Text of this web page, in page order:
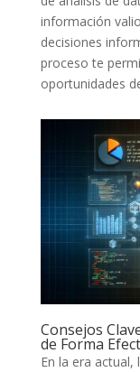
información
decisiones
proceso te
oportunidades
Consejos
de Forma
En la era